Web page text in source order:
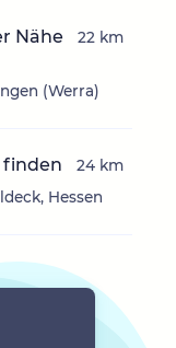
Nähe
(Werra)
22 km
finden
Hessen
24 km